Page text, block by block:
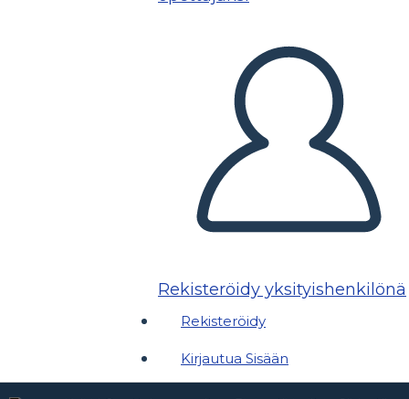
Rekisteröidy yksityishenkilönä
Rekisteröidy
Kirjautua Sisään